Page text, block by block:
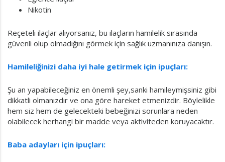
Nikotin
Reçeteli ilaçlar alıyorsanız, bu ilaçların hamilelik sırasında
güvenli olup olmadığını görmek için sağlık uzmanınıza danışın.
Hamileliğinizi daha iyi hale getirmek için ipuçları:
Şu an yapabileceğiniz en önemli şey,sanki hamileymişsiniz gibi
dikkatli olmanızdır ve ona göre hareket etmenizdir. Böylelikle
hem siz hem de gelecekteki bebeğinizi sorunlara neden
olabilecek herhangi bir madde veya aktiviteden koruyacaktır.
Baba adayları için ipuçları: